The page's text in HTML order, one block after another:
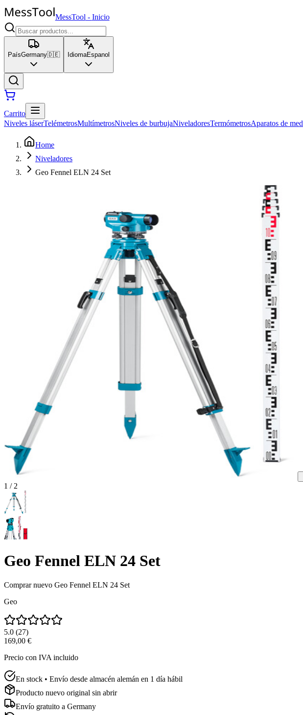
MessTool - Inicio
PaísGermany🇩🇪 IdiomaEspanol
Carrito
Niveles láserTelémetrosMultímetrosNiveles de burbujaNiveladoresTermómetrosAparatos de
Home
Niveladores
Geo Fennel ELN 24 Set
1 / 2
Geo Fennel ELN 24 Set
Comprar nuevo Geo Fennel ELN 24 Set
Geo
5.0 (27)
169,00 €
Precio con IVA incluido
En stock • Envío desde almacén alemán en 1 día hábil
Producto nuevo original sin abrir
Envío gratuito a Germany